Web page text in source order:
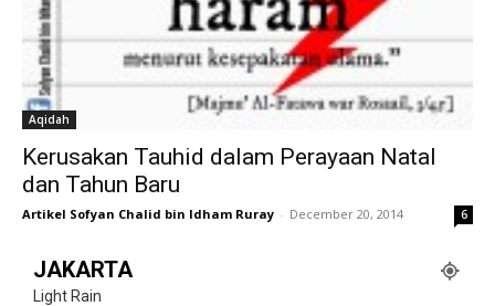
Aqidah
Kerusakan Tauhid dalam Perayaan Natal
dan Tahun Baru
Artikel Sofyan Chalid bin Idham Ruray - December 20, 2014 6
JAKARTA
Light Rain